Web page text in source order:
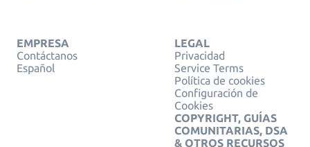
EMPRESA
Contáctanos
Español
LEGAL
Privacidad
Service Terms
Política de cookies
Configuración de
Cookies
COPYRIGHT, GUÍAS
COMUNITARIAS, DSA
& OTROS RECURSOS